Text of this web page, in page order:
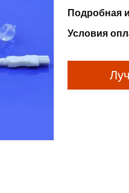
Подробная
Условия